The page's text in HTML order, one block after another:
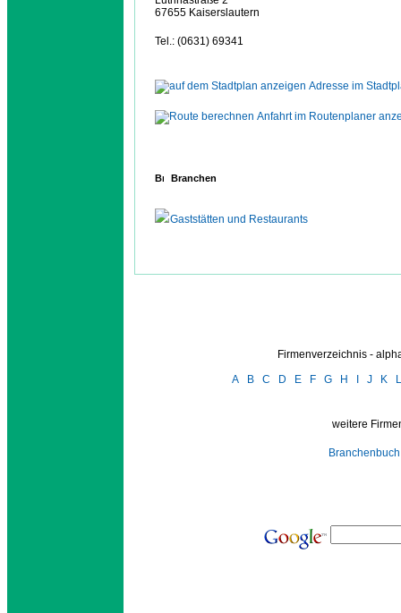
67655 Kaiserslautern
Tel.: (0631) 69341
Adresse im
Anfahrt im Routenplaner
Branchen
Gaststätten und Restaurants
Firmenverzeichnis -
A
B C D E F G H J K L
weitere